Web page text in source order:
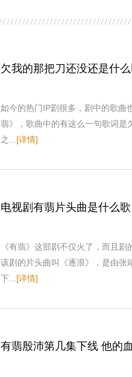
欠我的那把刀还没还是什
如今的热门IP剧很多，剧中的歌曲
翡》，歌曲中的有这么一句歌词是
之...[详情]
电视剧有翡片头曲是什么
《有翡》这部剧不仅火了，而且
该剧的片头曲叫《逐浪》，是由张
下...[详情]
有翡殷沛第几集下线 他的